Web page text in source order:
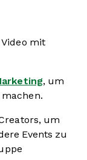
mit
, um
um
Events zu